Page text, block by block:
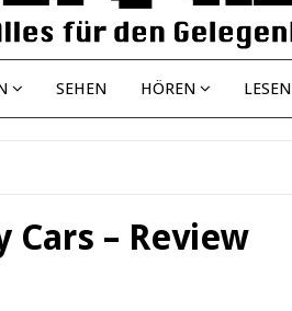
SEHEN HÖREN LESEN
Cars – Review